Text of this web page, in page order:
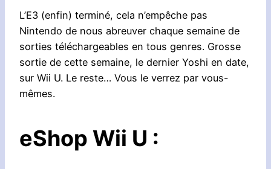
L’E3 (enfin) terminé, cela n’empêche pas
Nintendo de nous abreuver chaque semaine de
sorties téléchargeables en tous genres. Grosse
sortie de cette semaine, le dernier Yoshi en date,
sur Wii U. Le reste… Vous le verrez par vous-
mêmes.
eShop Wii U :